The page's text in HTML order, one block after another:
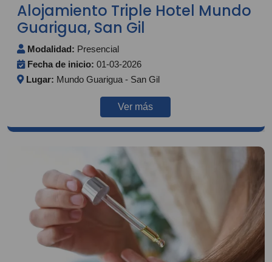
Alojamiento Triple Hotel Mundo
Guarigua, San Gil
Modalidad: Presencial
Fecha de inicio: 01-03-2026
Lugar: Mundo Guarigua - San Gil
Ver más